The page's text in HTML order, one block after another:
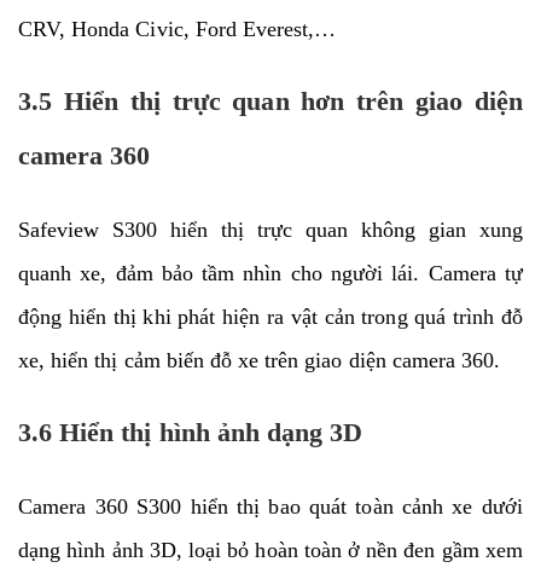
CRV, Honda Civic, Ford Everest,…
3.5 Hiển thị trực quan hơn trên giao diện
camera 360
Safeview S300 hiển thị trực quan không gian xung
quanh xe, đảm bảo tầm nhìn cho người lái. Camera tự
động hiển thị khi phát hiện ra vật cản trong quá trình đỗ
xe, hiển thị cảm biến đỗ xe trên giao diện camera 360.
3.6 Hiển thị hình ảnh dạng 3D
Camera 360 S300 hiển thị bao quát toàn cảnh xe dưới
dạng hình ảnh 3D, loại bỏ hoàn toàn ở nền đen gầm xem